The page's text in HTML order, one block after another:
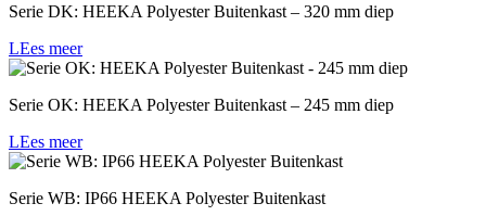
Serie DK: HEEKA Polyester Buitenkast – 320 mm diep
LEes meer
Serie OK: HEEKA Polyester Buitenkast – 245 mm diep
LEes meer
Serie WB: IP66 HEEKA Polyester Buitenkast